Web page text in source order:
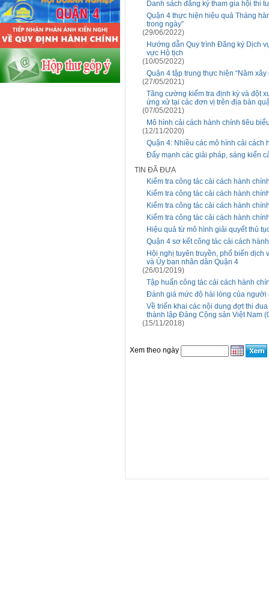
Danh sách đăng ký tham gia hội thi
Quận 4 thực hiện hiệu quả Tháng
trong ngày”
(29/06/2022)
Hướng dẫn Quy trình Đăng ký Dịch
vực Hộ tịch
(10/05/2022)
Quận 4 tập trung thực hiện “Năm
(27/05/2021)
Tăng cường kiểm tra định kỳ và đột
ứng xử tại các đơn vị trên địa bàn
(07/05/2021)
Mô hình cải cách hành chính tiêu
(12/11/2020)
Quận 4: Nhiều các mô hình cải cách
Đẩy mạnh các giải pháp, sáng kiến
TIN ĐÃ ĐƯA
Kiểm tra công tác cải cách hành
Kiểm tra công tác cải cách hành
Kiểm tra công tác cải cách hành
Kiểm tra công tác cải cách hành
Hiệu quả từ mô hình giải quyết thủ
Quận 4 sơ kết công tác cải cách
Hội nghị tuyên truyền, phổ biến dịch
và Ủy ban nhân dân Quận 4
(26/01/2019)
Tập huấn công tác cải cách hành
Đánh giá mức độ hài lòng của người
Về triển khai các nội dung đợt thi
thành lập Đảng Cộng sản Việt Nam
(15/11/2018)
Xem theo ngày